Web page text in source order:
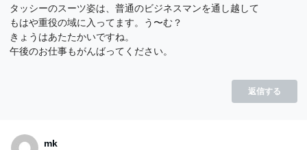
タッシーのスーツ姿は、普通のビジネスマンを通し越して
もはや重役の域に入ってます。う〜む？
きょうはあたたかいですね。
午後のお仕事もがんばってください。
返信する
mk